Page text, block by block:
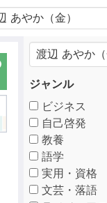
ジャンル
ビジネス
自己啓発
教養
語学
実用・資格
文芸・落語